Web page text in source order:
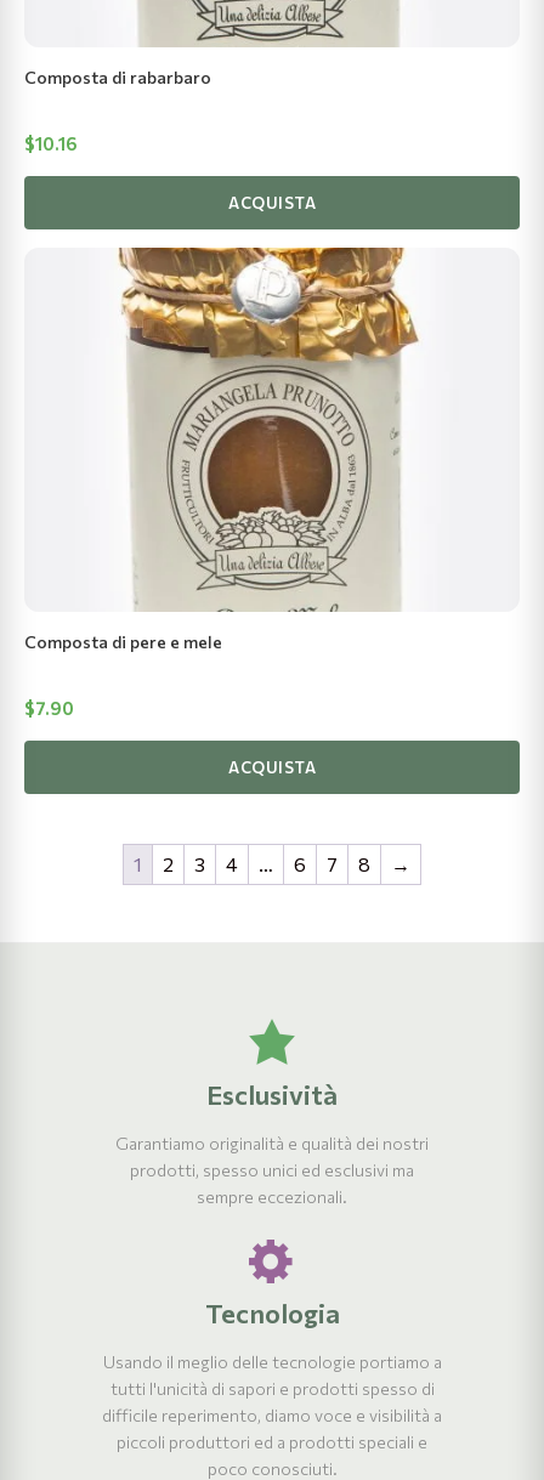
Composta di rabarbaro
$10.16
ACQUISTA
Composta di pere e mele
$7.90
ACQUISTA
1 2 3 4 … 6 7 8 →
Esclusività
Garantiamo originalità e qualità dei nostri
prodotti, spesso unici ed esclusivi ma
sempre eccezionali.
Tecnologia
Usando il meglio delle tecnologie portiamo a
tutti l'unicità di sapori e prodotti spesso di
difficile reperimento, diamo voce e visibilità a
piccoli produttori ed a prodotti speciali e
poco conosciuti.